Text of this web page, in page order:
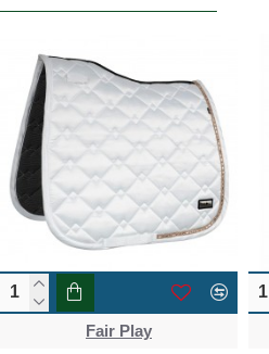
Fair Play